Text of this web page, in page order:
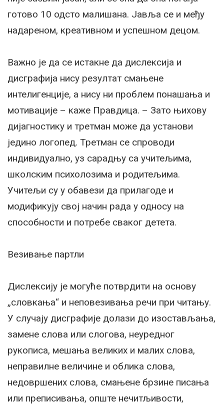
готово 10 одсто малишана. Јавља се и међу
надареном, креативном и успешном децом.
Важно је да се истакне да дислексија и
дисграфија нису резултат смањене
интелигенције, а нису ни проблем понашања и
мотивације – каже Правдица. – Зато њихову
дијагностику и третман може да установи
једино логопед. Третман се спроводи
индивидуално, уз сарадњу са учитељима,
школским психолозима и родитељима.
Учитељи су у обавези да прилагоде и
модификују свој начин рада у односу на
способности и потребе сваког детета.
Везивање партли
Дислексију је могуће потврдити на основу
„словкања“ и неповезивања речи при читању.
У случају дисграфије долази до изостављања,
замене слова или слогова, неуредног
рукописа, мешања великих и малих слова,
неправилне величине и облика слова,
недовршених слова, смањене брзине писања
или преписивања, опште нечитљивости,